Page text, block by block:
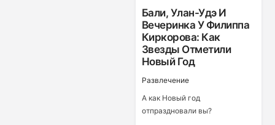
Бали, Улан-Удэ И
Вечеринка У Филиппа
Киркорова: Как
Звезды Отметили
Новый Год
Развлечение
А как Новый год
отпраздновали вы?